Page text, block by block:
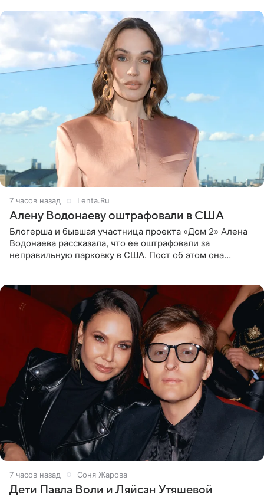
7 часов назад Lenta.Ru
Алену Водонаеву оштрафовали в США
Блогерша и бывшая участница проекта «Дом 2» Алена
Водонаева рассказала, что ее оштрафовали за
неправильную парковку в США. Пост об этом она
7 часов назад Соня Жарова
Дети Павла Воли и Ляйсан Утяшевой